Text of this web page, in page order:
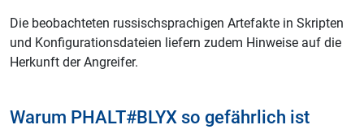
Die beobachteten russischsprachigen Artefakte in Skripten
und Konfigurationsdateien liefern zudem Hinweise auf die
Herkunft der Angreifer.
Warum PHALT#BLYX so gefährlich ist